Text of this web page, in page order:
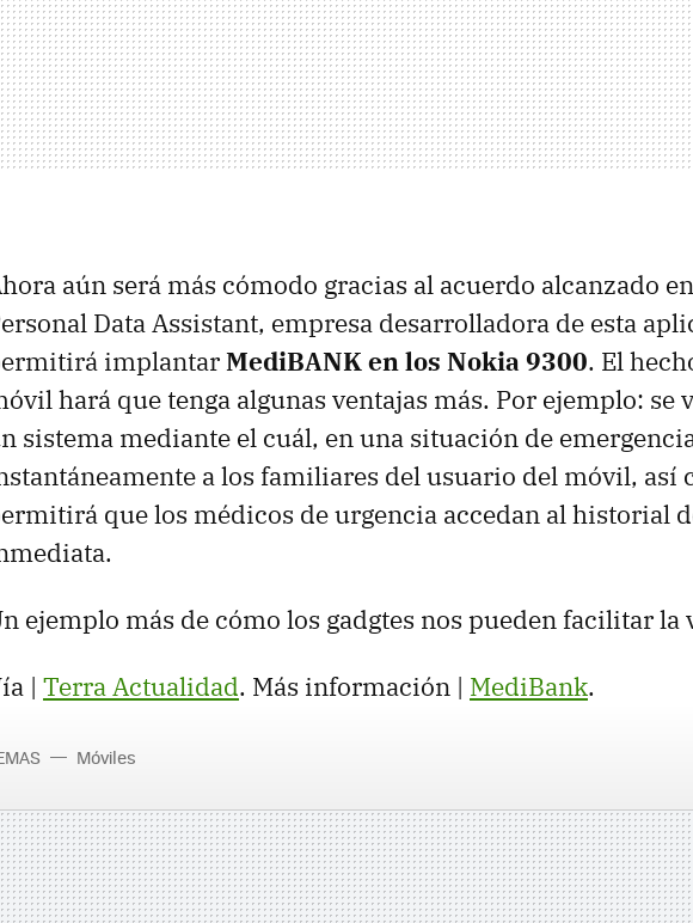
aún será más cómodo gracias al acuerdo alcanzado
Data Assistant, empresa desarrolladora de esta
implantarMediBANK en los Nokia 9300. El
hará que tenga algunas ventajas más. Por ejemplo: se
sistema mediante el cuál, en una situación de
a los familiares del usuario del móvil, así
que los médicos de urgencia accedan al historial
ejemplo más de cómo los gadgtes nos pueden facilitar la
| Terra Actualidad. Más información | MediBank.
Móviles